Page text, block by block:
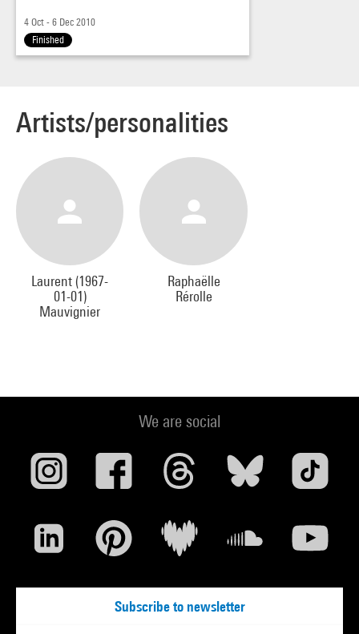
4 Oct - 6 Dec 2010
Finished
Artists/personalities
Laurent (1967-
01-01)
Mauvignier
Raphaëlle
Rérolle
We are social
Subscribe to newsletter